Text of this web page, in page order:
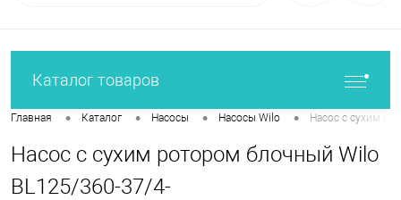
Каталог товаров
Главная • Каталог • Насосы • Насосы Wilo • Насос с сухим
Насос с сухим ротором блочный Wilo
BL125/360-37/4-